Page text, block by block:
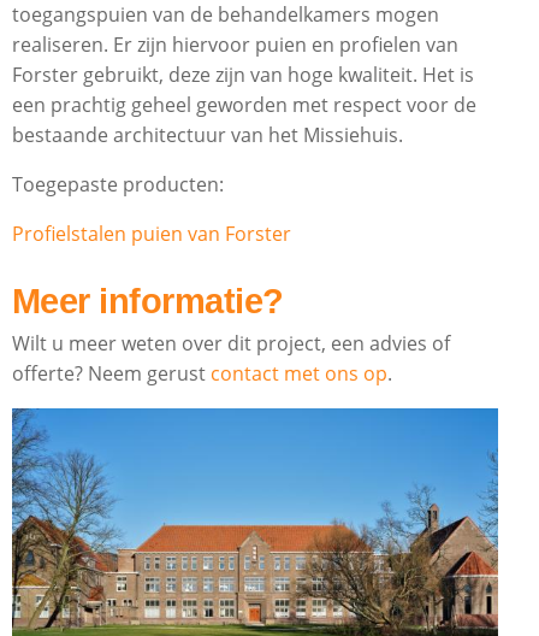
toegangspuien van de behandelkamers mogen
realiseren. Er zijn hiervoor puien en profielen van
Forster gebruikt, deze zijn van hoge kwaliteit. Het is
een prachtig geheel geworden met respect voor de
bestaande architectuur van het Missiehuis.
Toegepaste producten:
Profielstalen puien van Forster
Meer informatie?
Wilt u meer weten over dit project, een advies of
offerte? Neem gerust contact met ons op.